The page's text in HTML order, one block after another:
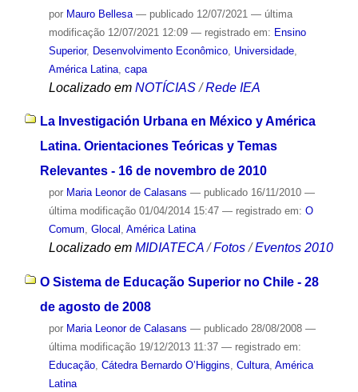
por Mauro Bellesa — publicado12/07/2021 — última
modificação12/07/2021 12:09 — registrado em: Ensino
Superior, Desenvolvimento Econômico, Universidade,
América Latina, capa
Localizado em NOTÍCIAS /Rede IEA
La Investigación Urbana en México y América
Latina. Orientaciones Teóricas y Temas
Relevantes - 16 de novembro de 2010
por Maria Leonor de Calasans — publicado16/11/2010 —
última modificação01/04/2014 15:47 — registrado em: O
Comum, Glocal , América Latina
Localizado em MIDIATECA /Fotos /Eventos 2010
O Sistema de Educação Superior no Chile - 28
de agosto de 2008
por Maria Leonor de Calasans — publicado28/08/2008 —
última modificação19/12/2013 11:37 — registrado em:
Educação, Cátedra Bernardo O’Higgins, Cultura, América
Latina